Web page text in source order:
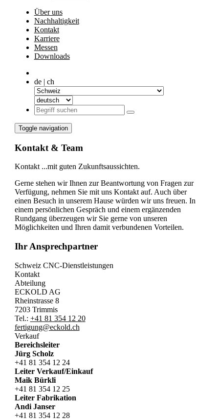
Über uns
Nachhaltigkeit
Kontakt
Karriere
Messen
Downloads
de | ch
Toggle navigation
Kontakt & Team
Kontakt ...mit guten Zukunftsaussichten.
Gerne stehen wir Ihnen zur Beantwortung von Fragen zur
Verfügung, nehmen Sie mit uns Kontakt auf. Auch über
einen Besuch in unserem Hause würden wir uns freuen. In
einem persönlichen Gespräch und einem ergänzenden
Rundgang überzeugen wir Sie gerne von unseren
Möglichkeiten und Ihren damit verbundenen Vorteilen.
Ihr Ansprechpartner
Schweiz CNC-Dienstleistungen
Kontakt
Abteilung
ECKOLD AG
Rheinstrasse 8
7203 Trimmis
Tel.: +41 81 354 12 20
fertigung@eckold.ch
Verkauf
Bereichsleiter
Jürg Scholz
+41 81 354 12 24
Leiter Verkauf/Einkauf
Maik Bürkli
+41 81 354 12 25
Leiter Fabrikation
Andi Janser
+41 81 354 12 28